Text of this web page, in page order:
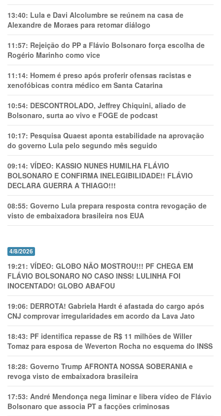
13:40: Lula e Davi Alcolumbre se reúnem na casa de
Alexandre de Moraes para retomar diálogo
11:57: Rejeição do PP a Flávio Bolsonaro força escolha de
Rogério Marinho como vice
11:14: Homem é preso após proferir ofensas racistas e
xenofóbicas contra médico em Santa Catarina
10:54: DESCONTROLADO, Jeffrey Chiquini, aliado de
Bolsonaro, surta ao vivo e FOGE de podcast
10:17: Pesquisa Quaest aponta estabilidade na aprovação
do governo Lula pelo segundo mês seguido
09:14: VÍDEO: KASSIO NUNES HUMlLHA FLÁVIO
BOLSONARO E CONFIRMA INELEGIBILIDADE!! FLÁVIO
DECLARA GUERRA A THIAGO!!!
08:55: Governo Lula prepara resposta contra revogação de
visto de embaixadora brasileira nos EUA
4/8/2026
19:21: VÍDEO: GLOBO NÃO MOSTROU!!! PF CHEGA EM
FLÁVIO BOLSONARO NO CASO INSS! LULINHA FOI
INOCENTADO! GLOBO ABAFOU
19:06: DERROTA! Gabriela Hardt é afastada do cargo após
CNJ comprovar irregularidades em acordo da Lava Jato
18:43: PF identifica repasse de R$ 11 milhões de Willer
Tomaz para esposa de Weverton Rocha no esquema do INSS
18:28: Governo Trump AFRONTA NOSSA SOBERANIA e
revoga visto de embaixadora brasileira
17:53: André Mendonça nega liminar e libera vídeo de Flávio
Bolsonaro que associa PT a facções criminosas